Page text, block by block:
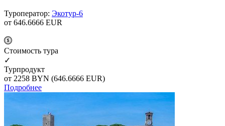
Туроператор: Экотур-6
от 646.6666 EUR
Cтоимость тура
✓
Турпродукт
от 2258 BYN (646.6666 EUR)
Подробнее